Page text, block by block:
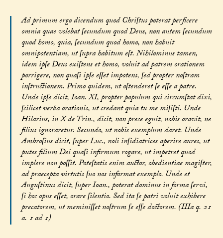
Ad primum ergo dicendum quod Chriſtus poterat perficere
omnia quae volebat ſecundum quod Deus, non autem ſecundum
quod homo, quia, ſecundum quod homo, non habuit
omnipotentiam, ut ſupra habitum eſt. Nihilominus tamen,
idem ipſe Deus exiſtens et homo, voluit ad patrem orationem
porrigere, non quaſi ipſe eſſet impotens, ſed propter noſtram
inſtructionem. Primo quidem, ut oſtenderet ſe eſſe a patre.
Unde ipſe dicit, Ioan. XI, propter populum qui circumſtat dixi,
ſcilicet verba orationis, ut credant quia tu me miſiſti. Unde
Hilarius, in X de Trin., dicit, non prece eguit, nobis oravit, ne
filius ignoraretur. Secundo, ut nobis exemplum daret. Unde
Ambroſius dicit, ſuper Luc., noli inſidiatrices aperire aures, ut
putes filium Dei quaſi infirmum rogare, ut impetret quod
implere non poſſit. Poteſtatis enim auctor, obedientiae magiſter,
ad praecepta virtutis ſuo nos informat exemplo. Unde et
Auguſtinus dicit, ſuper Ioan., poterat dominus in forma ſervi,
ſi hoc opus eſſet, orare ſilentio. Sed ita ſe patri voluit exhibere
precatorem, ut meminiſſet noſtrum ſe eſſe doctorem. (IIIa q. 21
a. 1 ad 1)